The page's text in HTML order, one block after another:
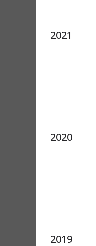
2021
2020
2019